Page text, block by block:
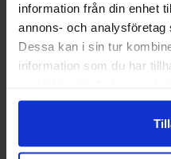
information från din enhet
annons- och
Dessa kan i sin tur
information som du har
12.90
Køb